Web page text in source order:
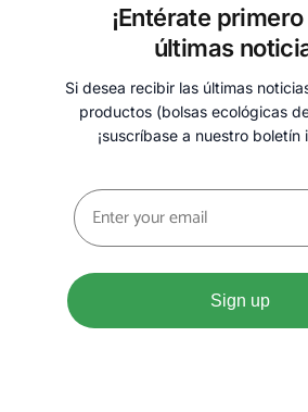
¡Entérate
últimas
Si desea recibir las últimas
productos (bolsas ecológicas
¡suscríbase a nuestro boletín
Sign up